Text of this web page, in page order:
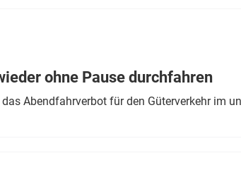
ohne Pause durchfahren
Abendfahrverbot für den Güterverkehr im